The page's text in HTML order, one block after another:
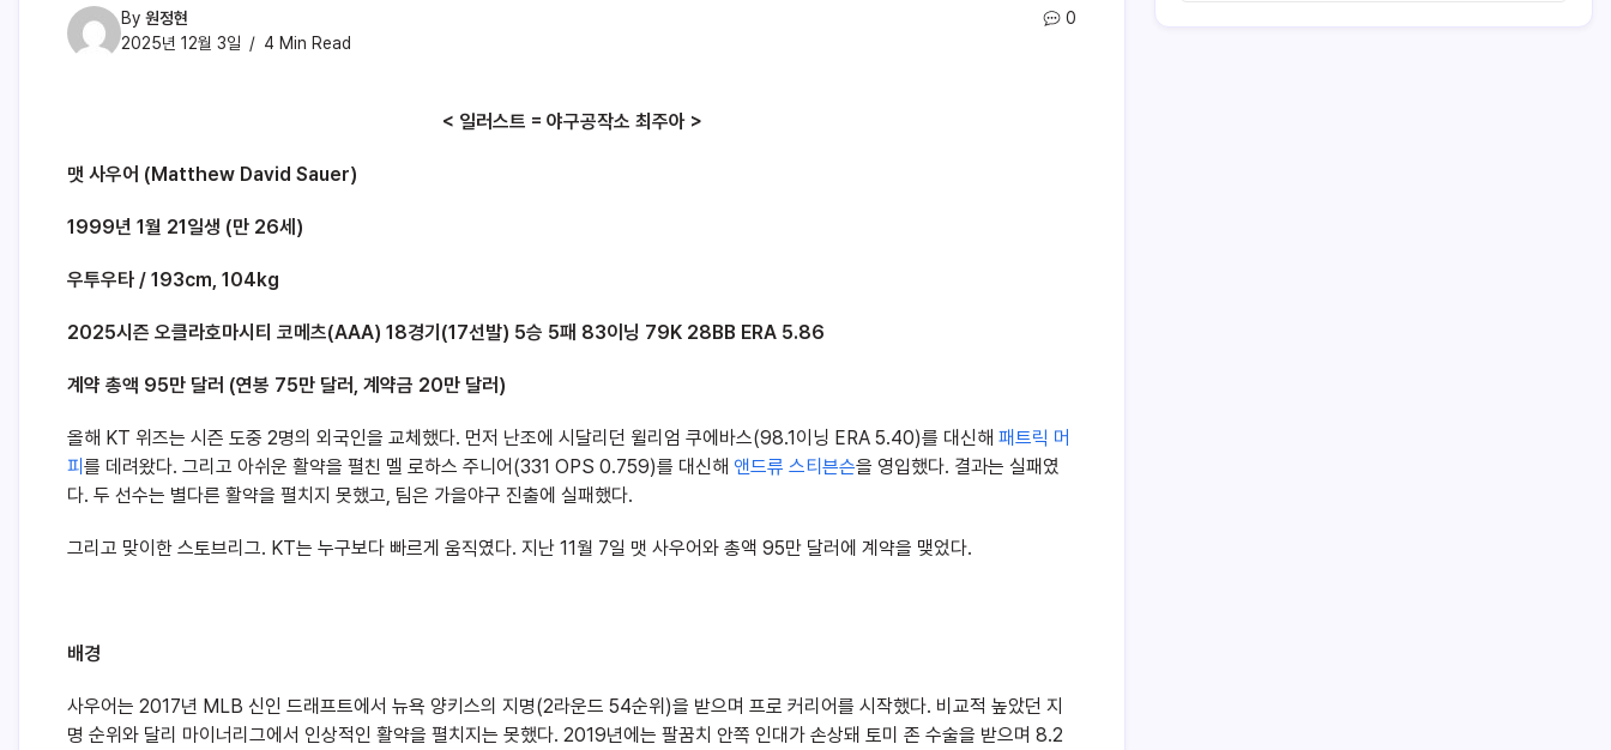
By 원정현
2025년 12월 3일
4 Min Read
0
< 일러스트 = 야구공작소 최주아 >
맷 사우어 (Matthew David Sauer)
1999년 1월 21일생 (만 26세)
우투우타 / 193cm, 104kg
2025시즌 오클라호마시티 코메츠(AAA) 18경기(17선발) 5승 5패 83이닝 79K 28BB ERA 5.86
계약 총액 95만 달러 (연봉 75만 달러, 계약금 20만 달러)
올해 KT 위즈는 시즌 도중 2명의 외국인을 교체했다. 먼저 난조에 시달리던 윌리엄 쿠에바스(98.1이닝 ERA 5.40)를 대신해 패트릭 머
피 를 데려왔다. 그리고 아쉬운 활약을 펼친 멜 로하스 주니어(331 OPS 0.759)를 대신해 앤드류 스티븐슨을 영입했다. 결과는 실패였
다. 두 선수는 별다른 활약을 펼치지 못했고, 팀은 가을야구 진출에 실패했다.
그리고 맞이한 스토브리그. KT는 누구보다 빠르게 움직였다. 지난 11월 7일 맷 사우어와 총액 95만 달러에 계약을 맺었다.
배경
사우어는 2017년 MLB 신인 드래프트에서 뉴욕 양키스의 지명(2라운드 54순위)을 받으며 프로 커리어를 시작했다. 비교적 높았던 지
명 순위와 달리 마이너리그에서 인상적인 활약을 펼치지는 못했다. 2019년에는 팔꿈치 안쪽 인대가 손상돼 토미 존 수술을 받으며 8.2